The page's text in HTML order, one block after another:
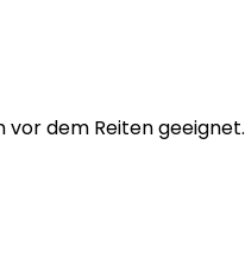
vor dem Reiten geeignet.